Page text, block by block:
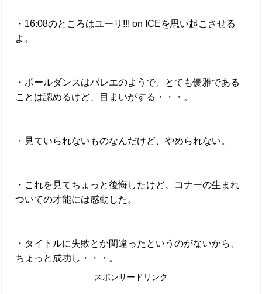
・16:08のところはユーリ!!! on ICEを思い起こさせる
よ。
・ポールダンスはバレエのようで、とても優雅である
ことは認めるけど、目まいがする・・・。
・見ていられないものなんだけど、やめられない。
・これを見てちょっと後悔したけど、コナーの生まれ
ついての才能には感動した。
・タイトルに失敗とか間違ったというのがないから、
ちょっと成功し・・・。
スポンサードリンク